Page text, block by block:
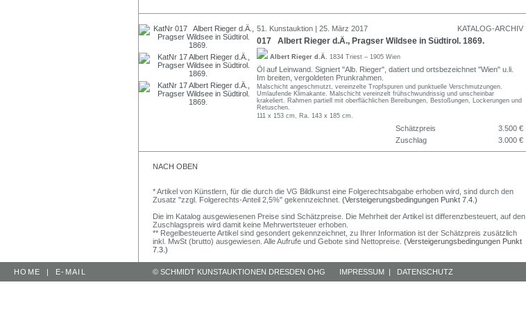
51. Kunstauktion | 25. März 2017 KATALOG-ARCHIV
017 Albert Rieger d.Ä., Pragser Wildsee in Südtirol. 1869.
Albert Rieger d.Ä. 1834 Triest – 1905 Wien
Öl auf Leinwand. Signiert "Alb. Rieger", datiert und ortsbezeichnet "Wien" u.li.
Im breiten, vergoldeten Prunkrahmen.
Malschicht angeschmutzt, vereinzelte Tropfspuren und punktuelle Verschmutzungen.
Umlaufende Klimakante. Malschicht vereinzelt frühschwundrissig und unscheinbar
krakeliert. Rahmen partiell mit oberflächlichen Bereibungen, Bestoßungen, Lockerungen und
Retuschen.
111 x 153 cm, Ra. 143 x 185 cm.
Schätzpreis
3.500 €
Zuschlag
3.000 €
NACH OBEN
* Artikel von Künstlern, für die durch die VG Bildkunst eine Folgerechtsabgabe erhoben wird, sind durch den
Zusatz "zzgl. Folgerechts-Anteil 2,5%" gekennzeichnet. (Versteigerungsbedingungen Punkt 7.4.)
Die im Katalog ausgewiesenen Preise sind Schätzpreise. Die Mehrheit der Artikel ist differenzbesteuert, auf den
Zuschlagspreis wird damit keine Mehrwertsteuer erhoben.
** Regelbesteuerte Artikel sind gesondert gekennzeichnet, zu Ihrer Information ist der Schätzpreis zusätzlich
inkl. MwSt (brutto) ausgewiesen. Alle Aufrufe und Gebote sind Nettopreise. (Versteigerungsbedingungen Punkt
7.3.)
HOME | E-MAIL © SCHMIDT KUNSTAUKTIONEN DRESDEN OHG IMPRESSUM | DATENSCHUTZ